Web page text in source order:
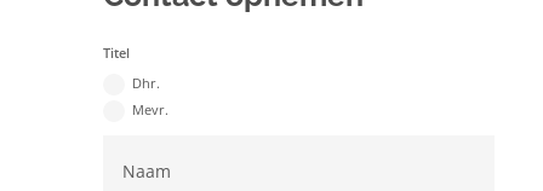
Titel
Dhr.
Mevr.